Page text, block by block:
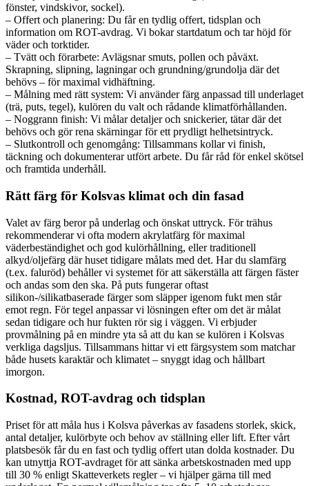
fönster, vindskivor, sockel).
– Offert och planering: Du får en tydlig offert, tidsplan och
information om ROT-avdrag. Vi bokar startdatum och tar höjd för
väder och torktider.
– Tvätt och förarbete: Avlägsnar smuts, pollen och påväxt.
Skrapning, slipning, lagningar och grundning/grundolja där det
behövs – för maximal vidhäftning.
– Målning med rätt system: Vi använder färg anpassad till underlaget
(trä, puts, tegel), kulören du valt och rådande klimatförhållanden.
– Noggrann finish: Vi målar detaljer och snickerier, tätar där det
behövs och gör rena skärningar för ett prydligt helhetsintryck.
– Slutkontroll och genomgång: Tillsammans kollar vi finish,
täckning och dokumenterar utfört arbete. Du får råd för enkel skötsel
och framtida underhåll.
Rätt färg för Kolsvas klimat och din fasad
Valet av färg beror på underlag och önskat uttryck. För trähus
rekommenderar vi ofta modern akrylatfärg för maximal
väderbeständighet och god kulörhållning, eller traditionell
alkyd/oljefärg där huset tidigare målats med det. Har du slamfärg
(t.ex. faluröd) behåller vi systemet för att säkerställa att färgen fäster
och andas som den ska. På puts fungerar oftast
silikon-/silikatbaserade färger som släpper igenom fukt men står
emot regn. För tegel anpassar vi lösningen efter om det är målat
sedan tidigare och hur fukten rör sig i väggen. Vi erbjuder
provmålning på en mindre yta så att du kan se kulören i Kolsvas
verkliga dagsljus. Tillsammans hittar vi ett färgsystem som matchar
både husets karaktär och klimatet – snyggt idag och hållbart
imorgon.
Kostnad, ROT-avdrag och tidsplan
Priset för att måla hus i Kolsva påverkas av fasadens storlek, skick,
antal detaljer, kulörbyte och behov av ställning eller lift. Efter vårt
platsbesök får du en fast och tydlig offert utan dolda kostnader. Du
kan utnyttja ROT-avdraget för att sänka arbetskostnaden med upp
till 30 % enligt Skatteverkets regler – vi hjälper gärna till med